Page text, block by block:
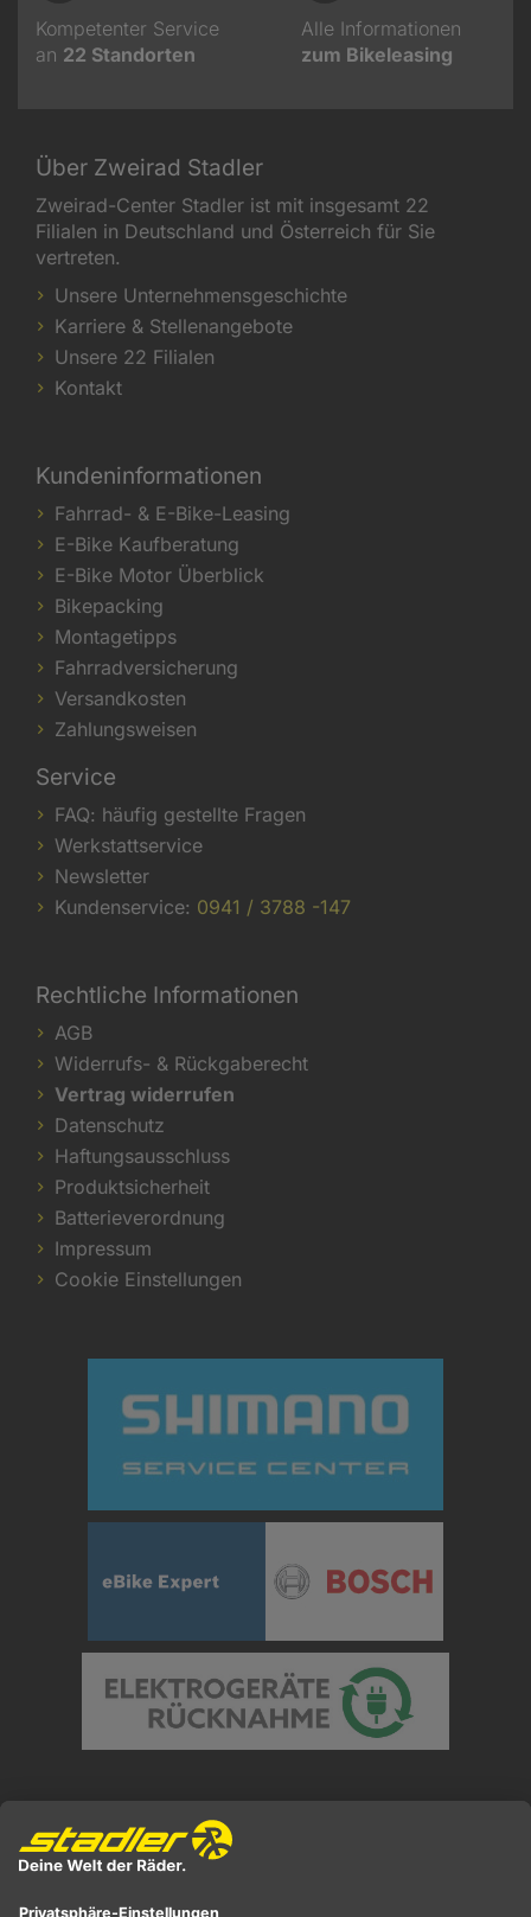
Kompetenter Service
an 22 Standorten
Alle Informationen
zum Bikeleasing
Über Zweirad Stadler
Zweirad-Center Stadler ist mit insgesamt 22
Filialen in Deutschland und Österreich für Sie
vertreten.
Unsere Unternehmensgeschichte
Karriere & Stellenangebote
Unsere 22 Filialen
Kontakt
Kundeninformationen
Fahrrad- & E-Bike-Leasing
E-Bike Kaufberatung
E-Bike Motor Überblick
Bikepacking
Montagetipps
Fahrradversicherung
Versandkosten
Zahlungsweisen
Service
FAQ: häufig gestellte Fragen
Werkstattservice
Newsletter
Kundenservice: 0941 / 3788 -147
Rechtliche Informationen
AGB
Widerrufs- & Rückgaberecht
Vertrag widerrufen
Datenschutz
Haftungsausschluss
Produktsicherheit
Batterieverordnung
Impressum
Cookie Einstellungen